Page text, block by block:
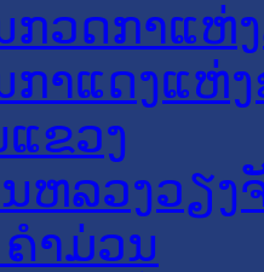
ກວດກາແຫ່
ກາແດງແຫ່
ຂວງ
ຫລວງວຽງ
າມ່ວນ